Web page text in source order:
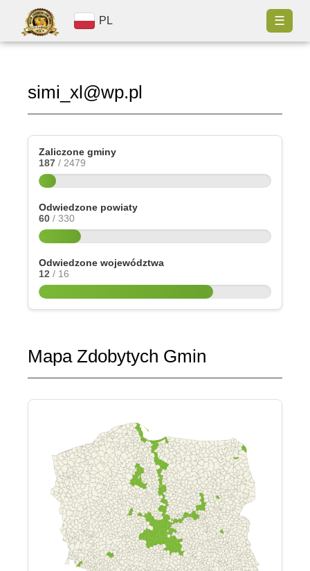
PL ☰
simi_xl@wp.pl
Zaliczone gminy
187 / 2479
Odwiedzone powiaty
60 / 330
Odwiedzone województwa
12 / 16
Mapa Zdobytych Gmin